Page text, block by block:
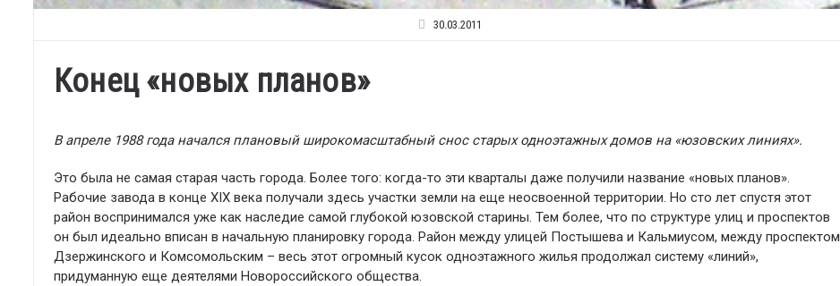
30.03.2011
Конец «новых планов»
В апреле 1988 года начался плановый широкомасштабный снос старых одноэтажных домов на «юзовских линиях».
Это была не самая старая часть города. Более того: когда-то эти кварталы даже получили название «новых планов».
Рабочие завода в конце XIX века получали здесь участки земли на еще неосвоенной территории. Но сто лет спустя этот
район воспринимался уже как наследие самой глубокой юзовской старины. Тем более, что по структуре улиц и проспектов
он был идеально вписан в начальную планировку города. Район между улицей Постышева и Кальмиусом, между проспектом
Дзержинского и Комсомольским – весь этот огромный кусок одноэтажного жилья продолжал систему «линий»,
придуманную еще деятелями Новороссийского общества.